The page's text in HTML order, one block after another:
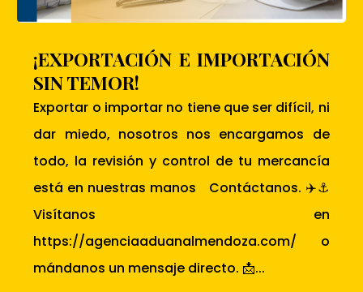
¡EXPORTACIÓN E IMPORTACIÓN
SIN TEMOR!
Exportar o importar no tiene que ser difícil, ni
dar miedo, nosotros nos encargamos de
todo, la revisión y control de tu mercancía
está en nuestras manos Contáctanos. ✈️⚓
Visítanos en
https://agenciaaduanalmendoza.com/ o
mándanos un mensaje directo. 📩...